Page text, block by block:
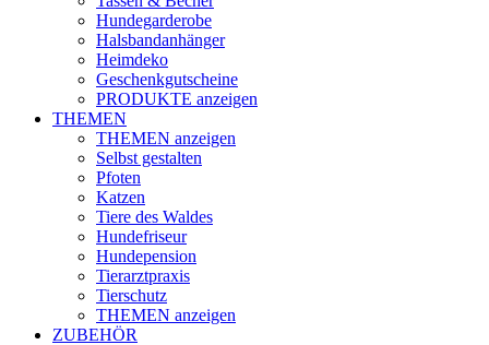
Hundegarderobe
Halsbandanhänger
Heimdeko
Geschenkgutscheine
PRODUKTE anzeigen
THEMEN
THEMEN anzeigen
Selbst gestalten
Pfoten
Katzen
Tiere des Waldes
Hundefriseur
Hundepension
Tierarztpraxis
Tierschutz
THEMEN anzeigen
ZUBEHÖR